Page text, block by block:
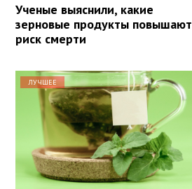
Ученые выяснили, какие
зерновые продукты повышают
риск смерти
ЛУЧШЕЕ